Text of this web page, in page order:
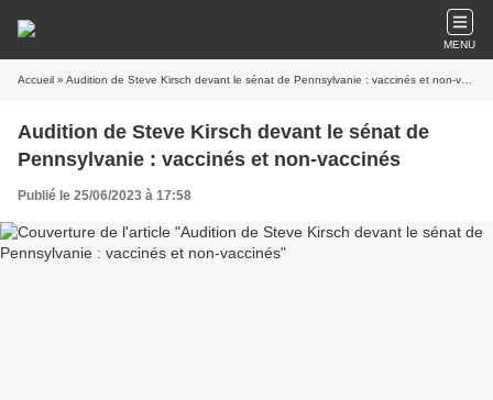
MENU
Accueil » Audition de Steve Kirsch devant le sénat de Pennsylvanie : vaccinés et non-vaccinés
Audition de Steve Kirsch devant le sénat de
Pennsylvanie : vaccinés et non-vaccinés
Publié le 25/06/2023 à 17:58